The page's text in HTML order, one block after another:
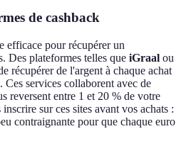
de cashback
efficace pour récupérer un
Des plateformes telles que iGraal ou
récupérer de l'argent à chaque achat
Ces services collaborent avec de
reversent entre 1 et 20 % de votre
sur ces sites avant vos achats :
contraignante pour que chaque euro